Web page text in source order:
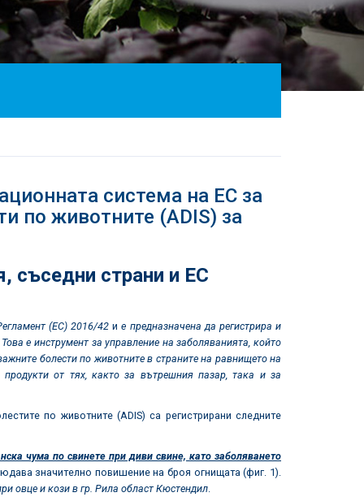
система на ЕС за
по животните (ADIS) за
съседни страни и ЕС
(ЕС) 2016/42ие предназначена да регистрира и
е инструмент за управление на заболяванията, който
болести по животните в страните на равнището на
от тях, както за вътрешния пазар, така и за
по животните (ADIS) са регистрирани следните
чума по свинете при диви свине, като заболяването
значително повишение на броя огнищата (фиг. 1).
овце и кози в гр. Рила област Кюстендил.